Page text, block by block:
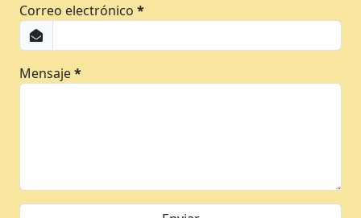
Correo electrónico *
Mensaje*